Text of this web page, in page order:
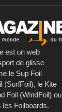
est un web
de glisse
le Sup Foil
(SurfFoil), le Kite
Foil (WindFoil) ou
les Foilboards.